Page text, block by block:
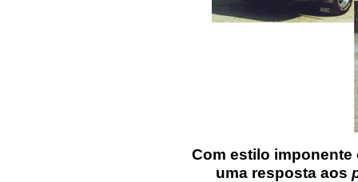
Com estilo imponente
uma resposta aos